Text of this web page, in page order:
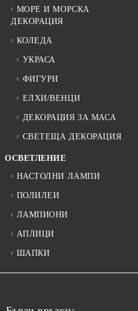
МОРЕ И МОРСКА
ДЕКОРАЦИЯ
КОЛЕДА
УКРАСА
ФИГУРИ
ЕЛХИ/ВЕНЦИ
ДЕКОРАЦИЯ ЗА МАСА
СВЕТЕЩА ДЕКОРАЦИЯ
ОСВЕТЛЕНИЕ
НАСТОЛНИ ЛАМПИ
ПОЛИЛЕИ
ЛАМПИОНИ
АПЛИЦИ
ШАПКИ